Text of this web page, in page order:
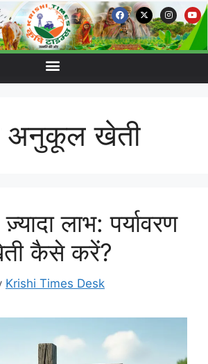
अनुकूल खेती
लाभ: पर्यावरण
कैसे करें?
Krishi Times Desk